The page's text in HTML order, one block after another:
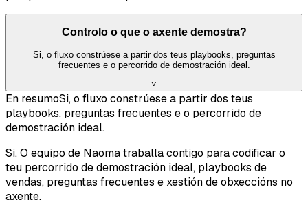
Controlo o que o axente demostra?
Si, o fluxo constrúese a partir dos teus playbooks, preguntas
frecuentes e o percorrido de demostración ideal.
˅
En resumoSi, o fluxo constrúese a partir dos teus
playbooks, preguntas frecuentes e o percorrido de
demostración ideal.
Si. O equipo de Naoma traballa contigo para codificar o
teu percorrido de demostración ideal, playbooks de
vendas, preguntas frecuentes e xestión de obxeccións no
axente.